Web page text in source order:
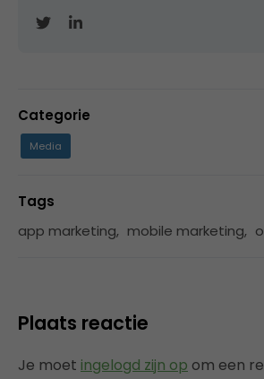
Categorie
Media
Tags
app marketing, mobile marketing,
Plaats reactie
Je moet ingelogd zijn op om een